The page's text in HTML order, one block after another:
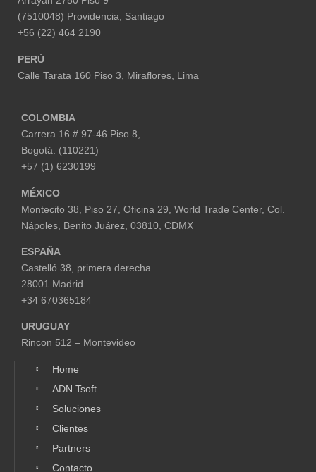
(7510048) Providencia, Santiago
+56 (22) 464 2190
PERÚ
Calle Tarata 160 Piso 3, Miraflores, Lima
COLOMBIA
Carrera 16 # 97-46 Piso 8,
Bogotá. (110221)
+57 (1) 6230199
MÉXICO
Montecito 38, Piso 27, Oficina 29, World Trade Center, Col.
Nápoles, Benito Juárez, 03810, CDMX
ESPAÑA
Castelló 38, primera derecha
28001 Madrid
+34 670365184
URUGUAY
Rincon 512 – Montevideo
Home
ADN Tsoft
Soluciones
Clientes
Partners
Contacto